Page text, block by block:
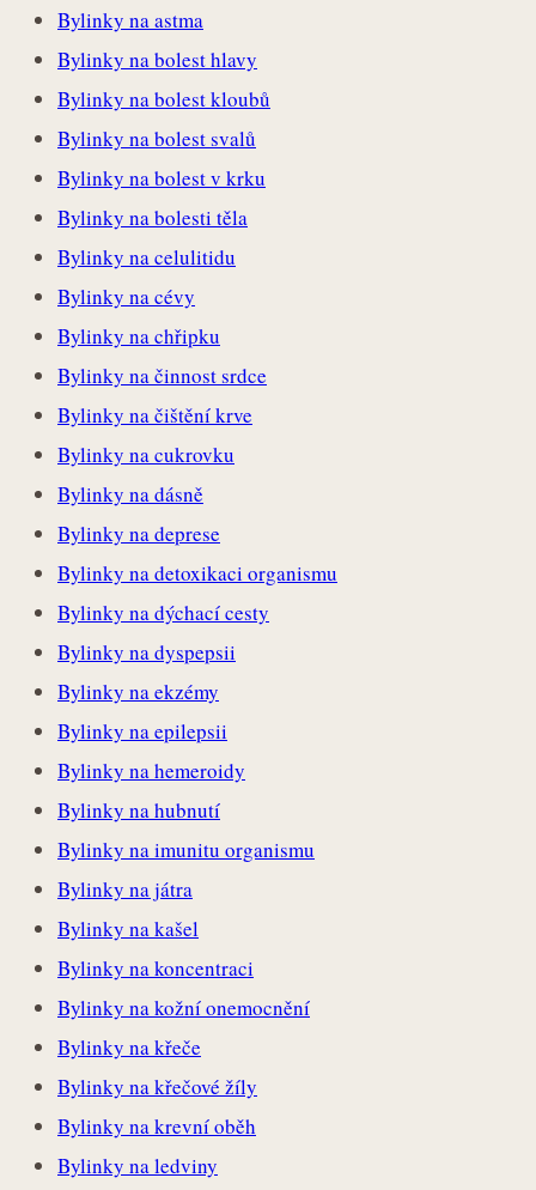
Bylinky na astma
Bylinky na bolest hlavy
Bylinky na bolest kloubů
Bylinky na bolest svalů
Bylinky na bolest v krku
Bylinky na bolesti těla
Bylinky na celulitidu
Bylinky na cévy
Bylinky na chřipku
Bylinky na činnost srdce
Bylinky na čištění krve
Bylinky na cukrovku
Bylinky na dásně
Bylinky na deprese
Bylinky na detoxikaci organismu
Bylinky na dýchací cesty
Bylinky na dyspepsii
Bylinky na ekzémy
Bylinky na epilepsii
Bylinky na hemeroidy
Bylinky na hubnutí
Bylinky na imunitu organismu
Bylinky na játra
Bylinky na kašel
Bylinky na koncentraci
Bylinky na kožní onemocnění
Bylinky na křeče
Bylinky na křečové žíly
Bylinky na krevní oběh
Bylinky na ledviny